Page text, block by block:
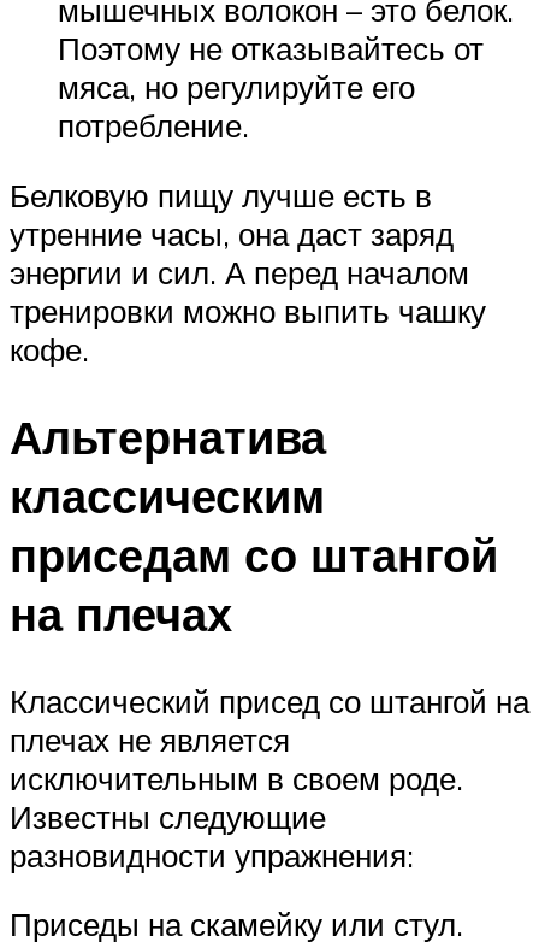
мышечных волокон – это белок.
Поэтому не отказывайтесь от
мяса, но регулируйте его
потребление.
Белковую пищу лучше есть в
утренние часы, она даст заряд
энергии и сил. А перед началом
тренировки можно выпить чашку
кофе.
Альтернатива
классическим
приседам со штангой
на плечах
Классический присед со штангой на
плечах не является
исключительным в своем роде.
Известны следующие
разновидности упражнения:
Приседы на скамейку или стул.